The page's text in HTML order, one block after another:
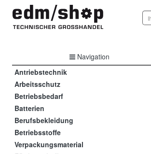
Navigation
Antriebstechnik
Arbeitsschutz
Betriebsbedarf
Batterien
Berufsbekleidung
Betriebsstoffe
Verpackungsmaterial